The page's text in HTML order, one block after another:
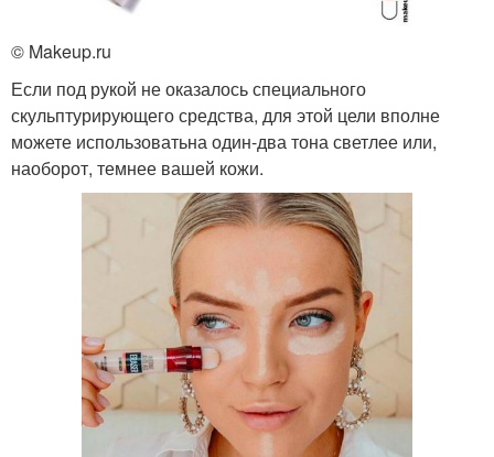
© Makeup.ru
Если под рукой не оказалось специального
скульптурирующего средства, для этой цели вполне
можете использоватьна один-два тона светлее или,
наоборот, темнее вашей кожи.